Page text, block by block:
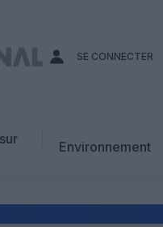
SE CONNECTER
Environnement